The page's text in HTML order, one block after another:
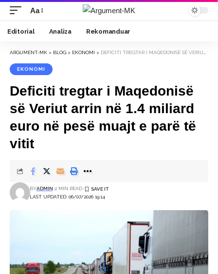
Font
Resizer
Aa
Editorial Analiza Rekomanduar
ARGUMENT-MK > BLOG > EKONOMI > DEFICITI TREGTAR I MAQEDONISË SË VERIUT ARRIN NË 1.4 MILIARD EURO NË PESË MUAJT E PARË TË VITIT
EKONOMI
Deficiti tregtar i Maqedonisë
së Veriut arrin në 1.4 miliard
euro në pesë muajt e parë të
vitit
LAST UPDATED: 06/07/2026 19:14
BYADMIN 2 MIN READ